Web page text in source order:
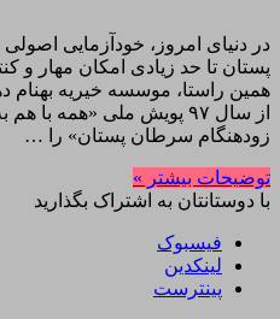
در دنیای امروز، خودآزمایی
پستان تا حد زیادی امکان مهار و
همین راستا، موسسه خیریه بهنام
از سال ۹۷ پویش ملی «همه
زودهنگام سرطان پستان» را …
توضیحات بیشتر »
با دوستانتان به اشتراک بگذارید
فیسبوک
لینکدین
پینترست